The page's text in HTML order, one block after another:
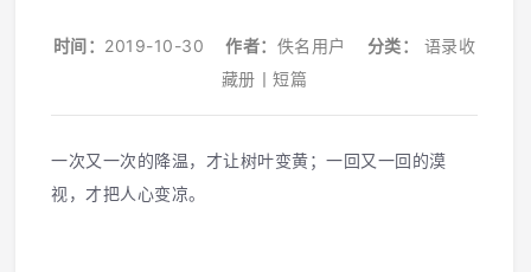
时间： 2019-10-30作者： 佚名用户 分类：
语录收
藏册丨短篇
一次又一次的降温，才让树叶变黄；一回又一回的漠
视，才把人心变凉。